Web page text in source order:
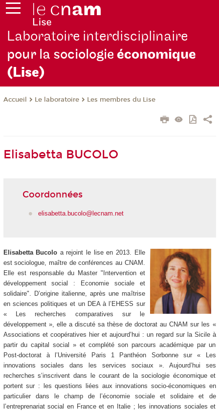
Laboratoire interdisciplinaire
pour la sociologieéconomique
(Lise)
Accueil Le laboratoire Les membres du Lise
Elisabetta BUCOLO
Coordonnées
elisabetta.bucolo@lecnam.net
Elisabetta Bucolo a rejoint le lise en 2013. Elle
est sociologue, maître de conférences au CNAM.
Elle est responsable du Master "Intervention et
développement social : Economie sociale et
solidaire". D’origine italienne, après une maîtrise
en sciences politiques et un DEA à l’EHESS sur
« Les recherches comparatives sur le
développement », elle a discuté sa thèse de doctorat au CNAM sur les «
Associations et coopératives hier et aujourd’hui : un regard sur la Sicile à
partir du capital social » et complété son parcours académique par un
Post-doctorat à l’Université Paris 1 Panthéon Sorbonne sur « Les
innovations sociales dans les services sociaux ». Aujourd’hui ses
recherches s’inscrivent dans le courant de la sociologie économique et
portent sur : les questions liées aux innovations socio-économiques en
particulier dans le champ de l’économie sociale et solidaire et de
l’entreprenariat social en France et en Italie ; les innovations sociales et